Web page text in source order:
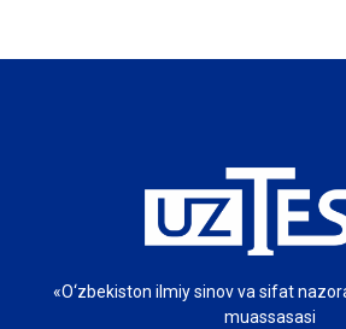
«O‘zbekiston ilmiy sinov va sifat
muassasasi